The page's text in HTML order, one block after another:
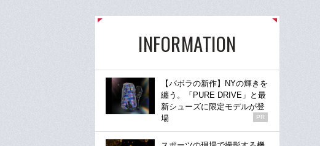
INFORMATION
【バボラの新作】NYの輝きを
纏う。「PURE DRIVE」と最
新シューズに限定モデルが登
場
PR